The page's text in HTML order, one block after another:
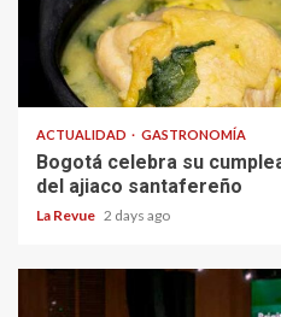
ACTUALIDAD GASTRONOMÍA
Bogotá celebra su
del ajiaco santafereño
La Revue 2 days ago